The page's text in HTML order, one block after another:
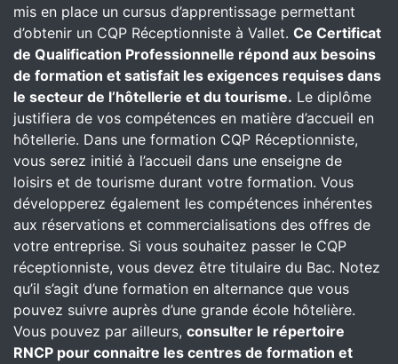
mis en place un cursus d’apprentissage permettant
d’obtenir un CQP Réceptionniste à Vallet. Ce Certificat
de Qualification Professionnelle répond aux besoins
de formation et satisfait les exigences requises dans
le secteur de l’hôtellerie et du tourisme. Le diplôme
justifiera de vos compétences en matière d’accueil en
hôtellerie. Dans une formation CQP Réceptionniste,
vous serez initié à l’accueil dans une enseigne de
loisirs et de tourisme durant votre formation. Vous
développerez également les compétences inhérentes
aux réservations et commercialisations des offres de
votre entreprise. Si vous souhaitez passer le CQP
réceptionniste, vous devez être titulaire du Bac. Notez
qu’il s’agit d’une formation en alternance que vous
pouvez suivre auprès d’une grande école hôtelière.
Vous pouvez par ailleurs, consulter le répertoire
RNCP pour connaitre les centres de formation et